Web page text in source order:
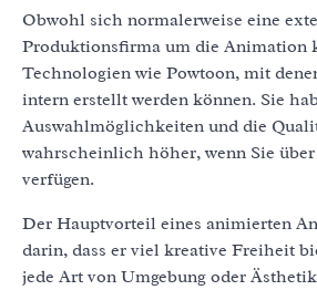
Obwohl sich normalerweise eine
Produktionsfirma um die Animation
Technologien wie Powtoon, mit
intern erstellt werden können. Sie
Auswahlmöglichkeiten und die
wahrscheinlich höher, wenn Sie
verfügen.
Der Hauptvorteil eines animierten
darin, dass er viel kreative Freiheit
jede Art von Umgebung oder